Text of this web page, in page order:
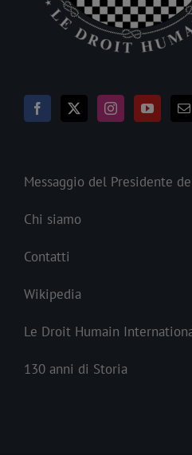
Messaggio del Presidente
Chi siamo
Contatti
Wikipedia
Le Droit Humain
130 anni di Storia